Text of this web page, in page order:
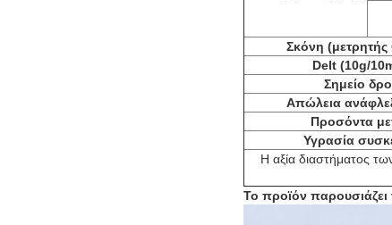
Σκόνη
Delt (10g/
Σημείο
Απώλεια
Προσόντα
Υγρασία
Η αξία διαστήματος
Το προϊόν παρουσιάζει